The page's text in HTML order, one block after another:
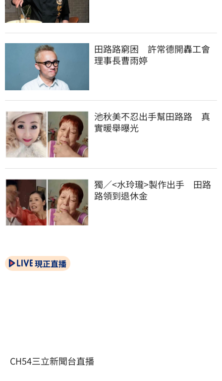
田路路窮困　許常德開轟工會
理事長曹雨婷
池秋美不忍出手幫田路路　真
實暖舉曝光
獨／<水玲瓏>製作出手　田路
路領到退休金
現正直播
CH54三立新聞台直播